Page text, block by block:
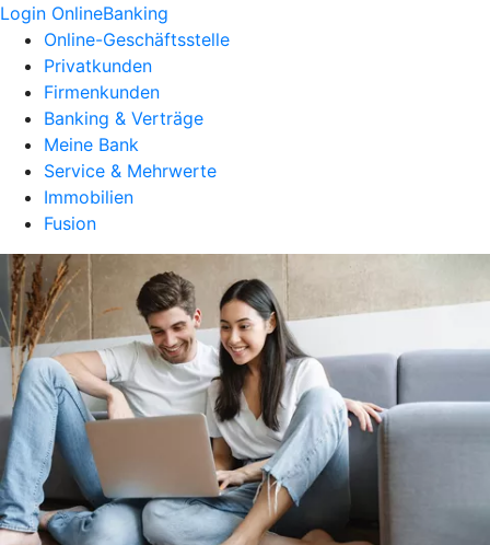
Login OnlineBanking
Online-Geschäftsstelle
Privatkunden
Firmenkunden
Banking & Verträge
Meine Bank
Service & Mehrwerte
Immobilien
Fusion